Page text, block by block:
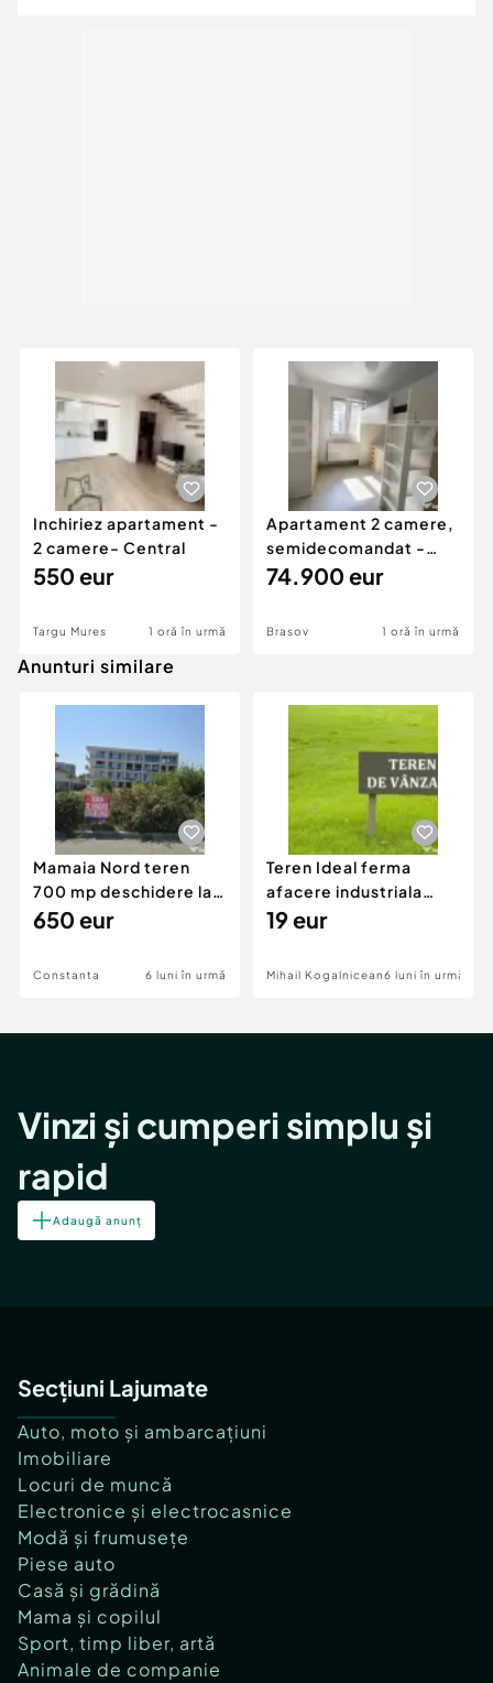
Inchiriez apartament -
2 camere- Central
550 eur
Targu Mures 1 oră în urmă
Apartament 2 camere,
semidecomandat -
Florilor
74.900 eur
Brasov 1 oră în urmă
Anunturi similare
Mamaia Nord teren
700 mp deschidere la
D24 si D25
650 eur
Constanta 6 luni în urmă
Teren Ideal ferma
afacere industriala
deschidere 71 ml la
19 eur
Mihail Kogalniceanu6 luni în urmă
Vinzi și cumperi simplu și
rapid
Adaugă anunț
Secțiuni Lajumate
Auto, moto și ambarcațiuni
Imobiliare
Locuri de muncă
Electronice și electrocasnice
Modă și frumusețe
Piese auto
Casă și grădină
Mama și copilul
Sport, timp liber, artă
Animale de companie